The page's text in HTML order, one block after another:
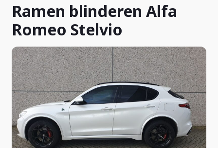
Ramen blinderen Alfa
Romeo Stelvio